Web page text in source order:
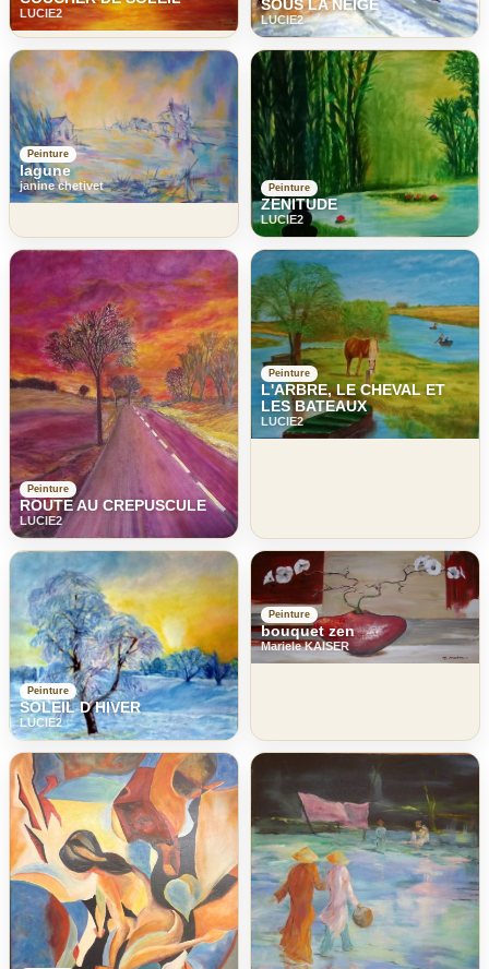
LUCIE2 SOUS LA NEIGE
LUCIE2
Peinture
lagune
janine chetivet Peinture
ZENITUDE
LUCIE2
Peinture
ROUTE AU CREPUSCULE
LUCIE2
Peinture
L'ARBRE, LE CHEVAL ET
LES BATEAUX
LUCIE2
Peinture
SOLEIL D HIVER
LUCIE2
Peinture
bouquet zen
Mariele KAISER